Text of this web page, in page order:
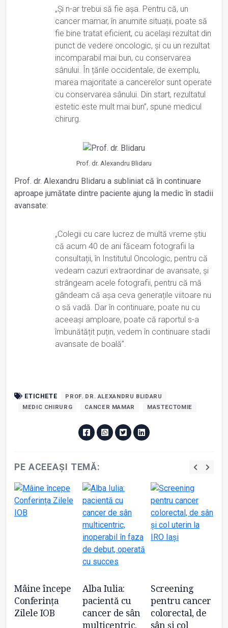
„Și n-ar trebui să fie așa. Pentru că, un
cancer mamar, în anumite situații, poate să
fie bine tratat eficient, cu același rezultat din
punct de vedere oncologic, și cu un rezultat
incomparabil mai bun, cu conservarea
sânului. În țările occidentale, de exemplu,
marea majoritate a cancerelor sunt operate
cu conservarea sânului. Din start, rezultatul
estetic este mult mai bun”, spune medicul
chirurg.
Prof. dr. Alexandru Blidaru
Prof. dr. Alexandru Blidaru a subliniat că în continuare
aproape jumătate dintre paciente ajung la medic în stadii
avansate:
„Colegii cu care lucrez de multă vreme știu
că acum 40 de ani făceam fotografii la
consultații, în Institutul Oncologic, pentru că
vedeam cazuri extraordinar de avansate, și
strângeam acele fotografii, pentru că mă
gândeam că așa ceva generațile viitoare nu
o să vadă. Dar în continuare, poate nu cu
aceeași amploare, poate că raportul s-a
îmbunătățit puțin, vedem în continuare stadii
avansate de boală”.
ETICHETE
PROF. DR. ALEXANDRU BLIDARU
MEDIC CHIRURG
CANCER MAMAR MASTECTOMIE
PE ACEEAȘI TEMĂ:
Mâine începe
Conferința
Zilele IOB
Alba Iulia:
pacientă cu
cancer de sân
multicentric,
Screening
pentru cancer
colorectal, de
sân și col